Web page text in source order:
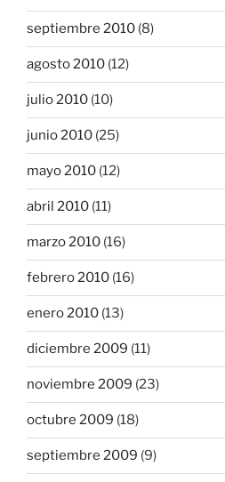
septiembre 2010 (8)
agosto 2010 (12)
julio 2010 (10)
junio 2010 (25)
mayo 2010 (12)
abril 2010 (11)
marzo 2010 (16)
febrero 2010 (16)
enero 2010 (13)
diciembre 2009 (11)
noviembre 2009 (23)
octubre 2009 (18)
septiembre 2009 (9)